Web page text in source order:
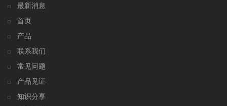
最新消息
首页
产品
联系我们
常见问题
产品见证
知识分享